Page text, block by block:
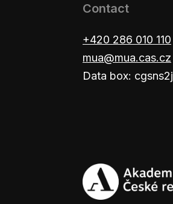
Contact
+420 286 010 110
mua@mua.cas.cz
Data box: cgsns2j